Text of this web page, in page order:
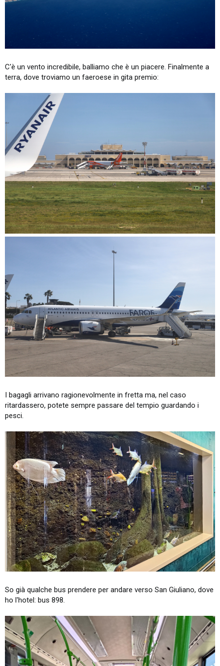
C'è un vento incredibile, balliamo che è un piacere. Finalmente a
terra, dove troviamo un faeroese in gita premio:
I bagagli arrivano ragionevolmente in fretta ma, nel caso
ritardassero, potete sempre passare del tempio guardando i
pesci.
So già qualche bus prendere per andare verso San Giuliano, dove
ho l'hotel: bus 898.